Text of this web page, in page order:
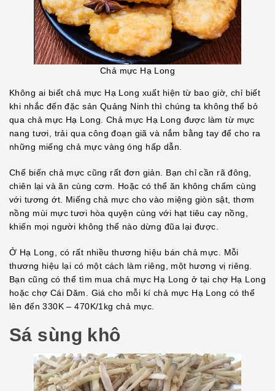
Chả mực Hạ Long
Không ai biết chả mực Hạ Long xuất hiện từ bao giờ, chỉ biết
khi nhắc đến đặc sản Quảng Ninh thì chúng ta không thể bỏ
qua chả mực Hạ Long. Chả mực Hạ Long được làm từ mực
nang tươi, trải qua công đoạn giã và nắm bằng tay để cho ra
những miếng chả mực vàng óng hấp dẫn.
Chế biến chả mực cũng rất đơn giản. Bạn chỉ cần rã đông,
chiên lại và ăn cùng cơm. Hoặc có thể ăn không chấm cùng
với tương ớt. Miếng chả mực cho vào miệng giòn sật, thơm
nồng mùi mực tươi hòa quyện cùng với hạt tiêu cay nồng,
khiến mọi người không thể nào dừng đũa lại được.
Ở Hạ Long, có rất nhiều thương hiệu bán chả mực. Mỗi
thương hiệu lại có một cách làm riêng, một hương vị riêng.
Bạn cũng có thể tìm mua chả mực Hạ Long ở tại chợ Hạ Long
hoặc chợ Cái Dăm. Giá cho mỗi kí chả mực Hạ Long có thể
lên đến 330K – 470K/1kg chả mực.
Sá sùng khô